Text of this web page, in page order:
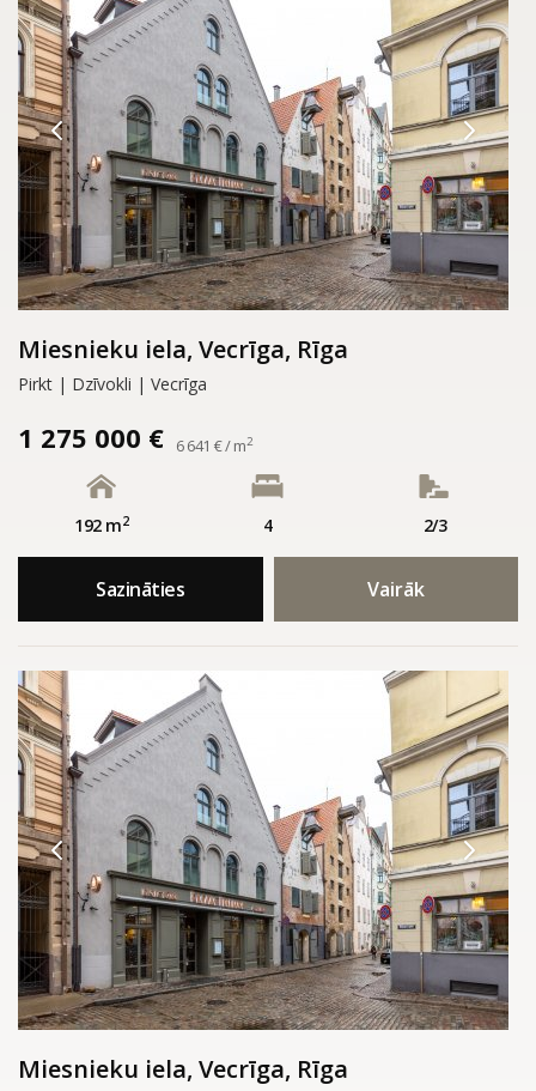
Miesnieku iela, Vecrīga, Rīga
Pirkt | Dzīvokli | Vecrīga
1 275 000 € 6 641 € / m2
192 m2 4 2/3
Sazināties Vairāk
Miesnieku iela, Vecrīga, Rīga